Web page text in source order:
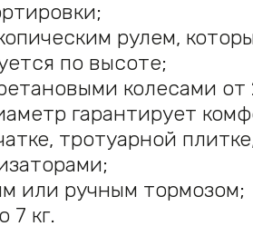
рулем,
по высоте;
колесами
гарантирует
тротуарной
или ручным тормозом;
7 кг.